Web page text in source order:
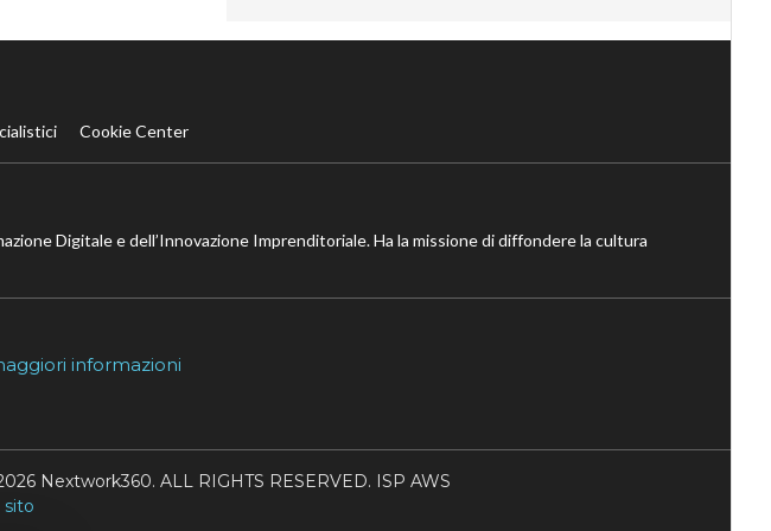
Cookie Center
Digitale e dell’Innovazione Imprenditoriale. Ha la missione di diffondere la cultura
informazioni
Nextwork360. ALL RIGHTS RESERVED. ISP AWS
sito